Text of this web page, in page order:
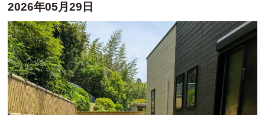
2026年05月29日